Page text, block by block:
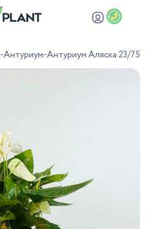
-Антуриум-Антуриум Аляска 23/75